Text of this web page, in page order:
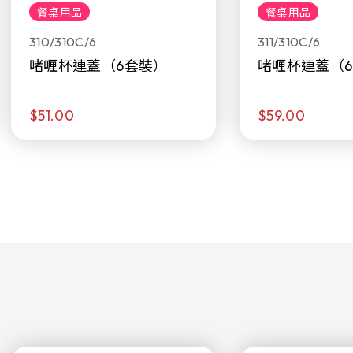
餐桌用品
310/310C/6
啫喱杯連蓋（6套裝）
$51.00
餐桌用品
311/310C/6
啫喱杯連蓋（
$59.00